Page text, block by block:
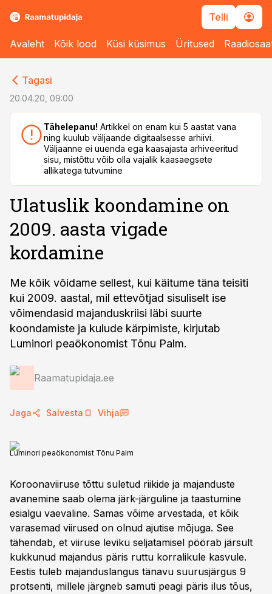
Telli
Avaleht Kõik lood Küsi küsimus Üritused
Tagasi
20.04.20, 09:00
Tähelepanu! Artikkel on enam kui 5 aastat vana
ning kuulub väljaande digitaalsesse arhiivi.
Väljaanne ei uuenda ega kaasajasta arhiveeritud
sisu, mistõttu võib olla vajalik kaasaegsete
allikatega tutvumine
Ulatuslik koondamine on
2009. aasta vigade
kordamine
Me kõik võidame sellest, kui käitume täna teisiti
kui 2009. aastal, mil ettevõtjad sisuliselt ise
võimendasid majanduskriisi läbi suurte
koondamiste ja kulude kärpimiste, kirjutab
Luminori peaökonomist Tõnu Palm.
Raamatupidaja.ee
Jaga Salvesta Vihja
Luminori peaökonomist Tõnu Palm
Koroonaviiruse tõttu suletud riikide ja majanduste
avanemine saab olema järk-järguline ja taastumine
esialgu vaevaline. Samas võime arvestada, et kõik
varasemad viirused on olnud ajutise mõjuga. See
tähendab, et viiruse leviku seljatamisel pöörab järsult
kukkunud majandus päris ruttu korralikule kasvule.
Eestis tuleb majanduslangus tänavu suurusjärgus 9
protsenti, millele järgneb samuti peagi päris ilus tõus,